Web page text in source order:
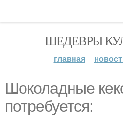
ШЕДЕВРЫ
главная
Шоколадные
потребуется: